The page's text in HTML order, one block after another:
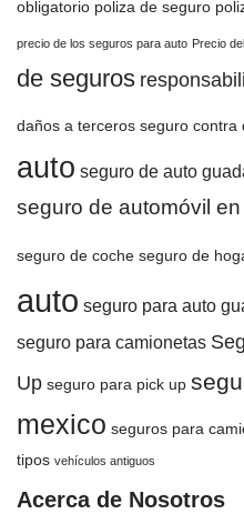
obligatorio poliza de seguro
precio de los seguros para auto Precio
de seguros
daños a terceros seguro contra
auto seguro de auto
seguro de automóvil
seguro de coche seguro de
auto seguro para auto
seguro para camionetas
Up seguro para pick up
mexico seguros para
tipos vehículos antiguos
Acerca de Nosotros